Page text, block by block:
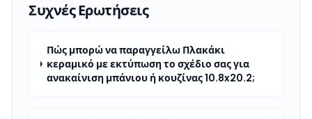
Συχνές Ερωτήσεις
Πώς μπορώ να παραγγείλω Πλακάκι
κεραμικό με εκτύπωση το σχέδιο σας για
ανακαίνιση μπάνιου ή κουζίνας 10.8x20.2;